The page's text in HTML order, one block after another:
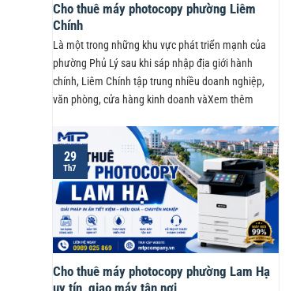
Cho thuê máy photocopy phường Liêm
Chính
Là một trong những khu vực phát triển mạnh của
phường Phủ Lý sau khi sáp nhập địa giới hành
chính, Liêm Chính tập trung nhiều doanh nghiệp,
văn phòng, cửa hàng kinh doanh vàXem thêm
Cho thuê máy photocopy phường Lam Hạ
29
Th7